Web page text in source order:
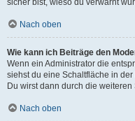
sicher bist, wieso du verwarnt
Nach oben
Wie kann ich Beiträge den
Wenn ein Administrator die
siehst du eine Schaltfläche in
Du wirst dann durch die weiteren
Nach oben